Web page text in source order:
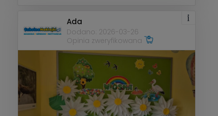
Ada
Dodano: 2026-03-26
Opinia zweryfikowana